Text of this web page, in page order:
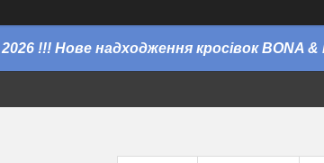
2026 !!! Нове надходження кросівок BONA &